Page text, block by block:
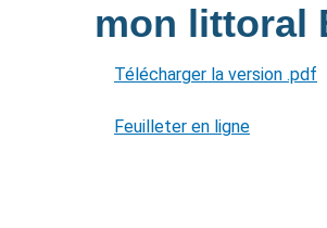
mon littoral
Télécharger la version .pdf
Feuilleter en ligne